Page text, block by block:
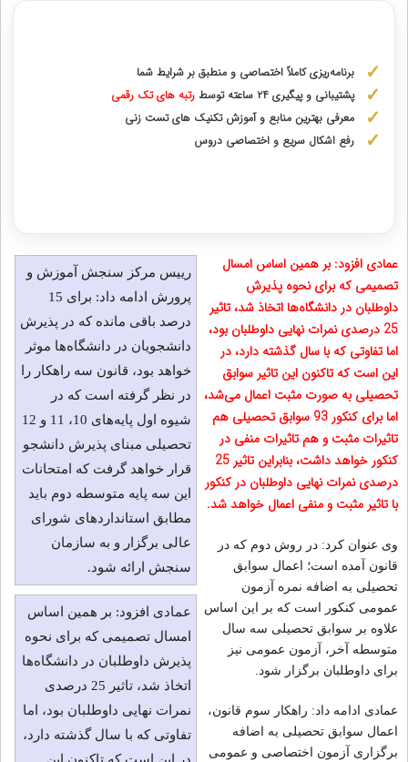
برنامه‌ریزی کاملاً اختصاصی و منطبق بر شرایط شما
پشتیبانی و پیگیری ۲۴ ساعته توسط
رتبه‌ های تک رقمی
معرفی بهترین منابع و آموزش تکنیک های تست زنی
رفع اشکال سریع و اختصاصی دروس
رییس مرکز سنجش آموزش و
پرورش ادامه داد: برای 15
درصد باقی مانده که در پذیرش
دانشجویان در دانشگاه‌ها موثر
خواهد بود، قانون سه راهکار را
در نظر گرفته است که در
شیوه اول پایه‌های 10، 11 و 12
تحصیلی مبنای پذیرش دانشجو
قرار خواهد گرفت که امتحانات
این سه پایه متوسطه دوم باید
مطابق استانداردهای شورای
عالی برگزار و به سازمان
سنجش ارائه شود.
عمادی افزود: بر همین اساس امسال
تصمیمی که برای نحوه پذیرش
داوطلبان در دانشگاه‌ها اتخاذ شد، تاثیر
25 درصدی نمرات نهایی داوطلبان بود،
اما تفاوتی که با سال گذشته دارد، در
این است که تاکنون این تاثیر سوابق
تحصیلی به صورت مثبت اعمال می‌شد،
اما برای کنکور 93 سوابق تحصیلی هم
تاثیرات مثبت و هم تاثیرات منفی در
کنکور خواهد داشت، بنابراین تاثیر 25
درصدی نمرات نهایی داوطلبان در کنکور
با تاثیر مثبت و منفی اعمال خواهد شد.
عمادی افزود: بر همین اساس
امسال تصمیمی که برای نحوه
پذیرش داوطلبان در دانشگاه‌ها
اتخاذ شد، تاثیر 25 درصدی
نمرات نهایی داوطلبان بود، اما
تفاوتی که با سال گذشته دارد،
وی عنوان کرد: در روش دوم که در
قانون آمده است؛ اعمال سوابق
تحصیلی به اضافه نمره آزمون
عمومی کنکور است که بر این اساس
علاوه بر سوابق تحصیلی سه سال
متوسطه آخر، آزمون عمومی نیز
برای داوطلبان برگزار شود.
عمادی ادامه داد: راهکار سوم قانون،
اعمال سوابق تحصیلی به اضافه
برگزاری آزمون اختصاصی و عمومی